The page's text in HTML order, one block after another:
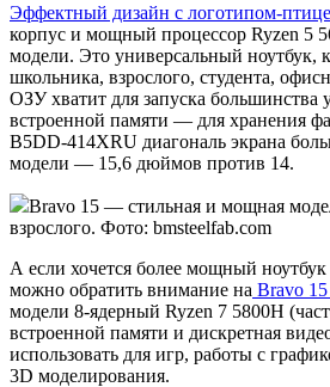
Эффектный дизайн с логотипом-
корпус и мощный процессор Ryzen 5
модели. Это универсальный ноутбук,
школьника, взрослого, студента,
ОЗУ хватит для запуска большинства
встроенной памяти — для хранения
B5DD-414XRU диагональ экрана
модели — 15,6 дюймов против 14.
Bravo 15 — стильная и мощная
взрослого. Фото: bmsteelfab.com
А если хочется более мощный
можно обратить внимание на Bravo
модели 8-ядерный Ryzen 7 5800H
встроенной памяти и дискретная
использовать для игр, работы с
3D моделирования.